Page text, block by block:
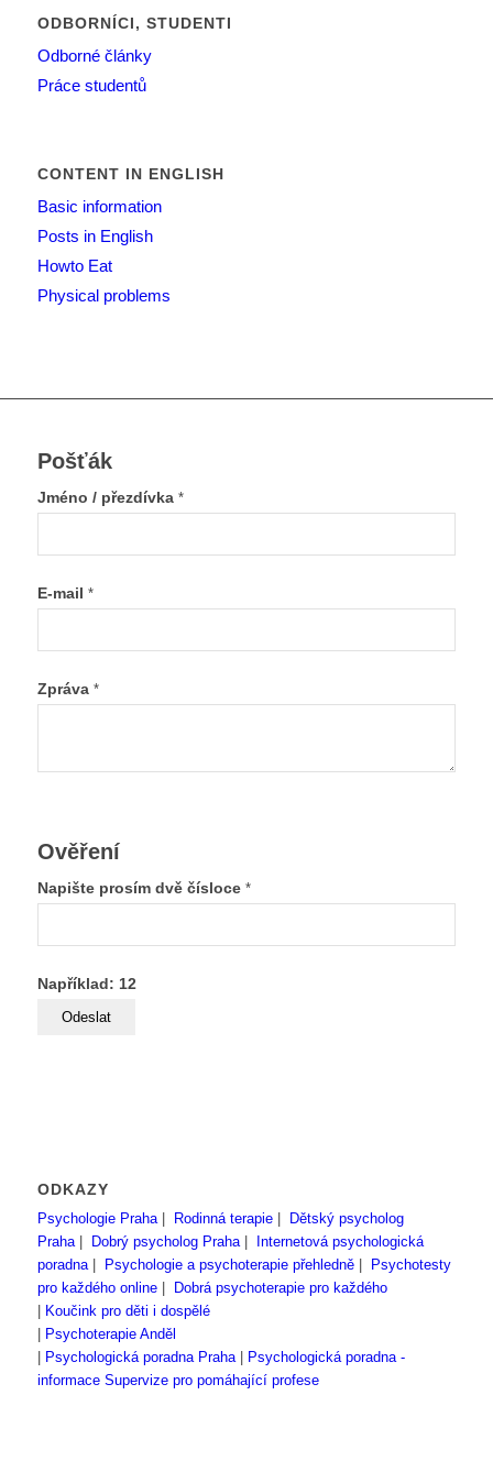
ODBORNÍCI, STUDENTI
Odborné články
Práce studentů
CONTENT IN ENGLISH
Basic information
Posts in English
Howto Eat
Physical problems
Pošťák
Jméno / přezdívka *
E-mail *
Zpráva *
Ověření
Napište prosím dvě čísloce *
Například: 12
ODKAZY
Psychologie Praha| Rodinná terapie|
Dětský psycholog
Praha| Dobrý psycholog Praha|
Internetová psychologická
poradna| Psychologie a psychoterapie přehledně|
Psychotesty
pro každého online|
Dobrá psychoterapie pro každého
Koučink pro děti i dospělé
Psychoterapie Anděl
Psychologická poradna Praha|
Psychologická poradna -
informace Supervize pro pomáhající profese